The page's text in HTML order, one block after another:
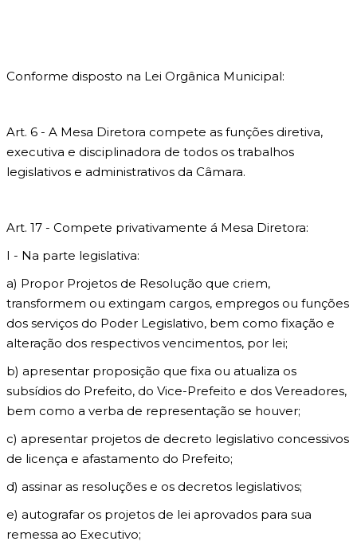
Conforme disposto na Lei Orgânica Municipal:
Art. 6 - A Mesa Diretora compete as funções diretiva,
executiva e disciplinadora de todos os trabalhos
legislativos e administrativos da Câmara.
Art. 17 - Compete privativamente á Mesa Diretora:
I - Na parte legislativa:
a) Propor Projetos de Resolução que criem,
transformem ou extingam cargos, empregos ou funções
dos serviços do Poder Legislativo, bem como fixação e
alteração dos respectivos vencimentos, por lei;
b) apresentar proposição que fixa ou atualiza os
subsídios do Prefeito, do Vice-Prefeito e dos Vereadores,
bem como a verba de representação se houver;
c) apresentar projetos de decreto legislativo concessivos
de licença e afastamento do Prefeito;
d) assinar as resoluções e os decretos legislativos;
e) autografar os projetos de lei aprovados para sua
remessa ao Executivo;